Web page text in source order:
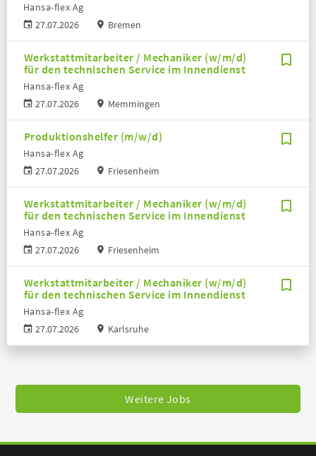
27.07.2026
Hansa-flex Ag
Bremen
Werkstattmitarbeiter / Mechaniker (w/m/d)
für den technischen Service im Innendienst
27.07.2026
Hansa-flex Ag
Memmingen
Produktionshelfer (m/w/d)
27.07.2026
Hansa-flex Ag
Friesenheim
Werkstattmitarbeiter / Mechaniker (w/m/d)
für den technischen Service im Innendienst
27.07.2026
Hansa-flex Ag
Friesenheim
Werkstattmitarbeiter / Mechaniker (w/m/d)
für den technischen Service im Innendienst
27.07.2026
Hansa-flex Ag
Karlsruhe
Weitere Jobs